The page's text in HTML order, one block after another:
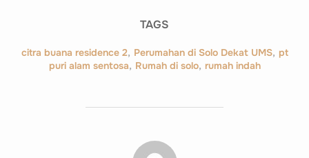
TAGS
citra buana residence 2, Perumahan di Solo Dekat UMS, pt
puri alam sentosa, Rumah di solo, rumah indah
POST AUTHOR